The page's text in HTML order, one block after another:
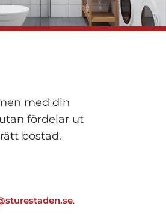
med din
fördelar ut
bostad.
.